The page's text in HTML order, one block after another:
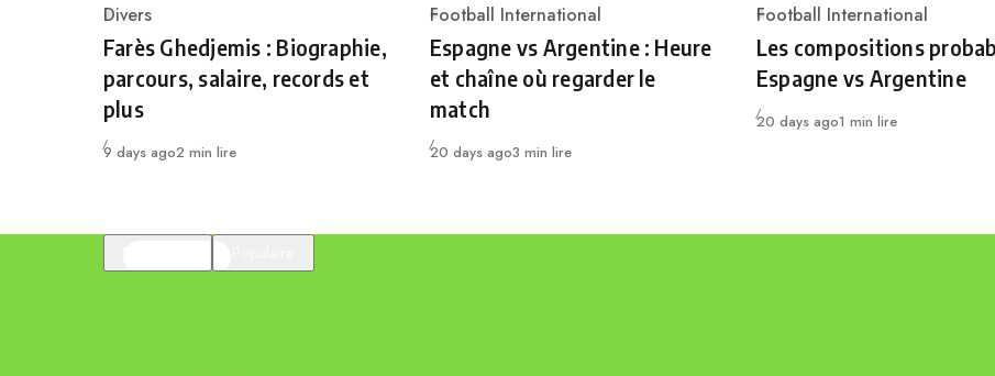
Category
Divers
Farès Ghedjemis : Biographie,
parcours, salaire, records et
plus
Publié
9 days ago2 min lire
Category
Football International
Espagne vs Argentine : Heure
et chaîne où regarder le
match
Publié
20 days ago3 min lire
Category
Football International
Les compositions
Espagne vs Argentine
Publié
20 days ago1 min lire